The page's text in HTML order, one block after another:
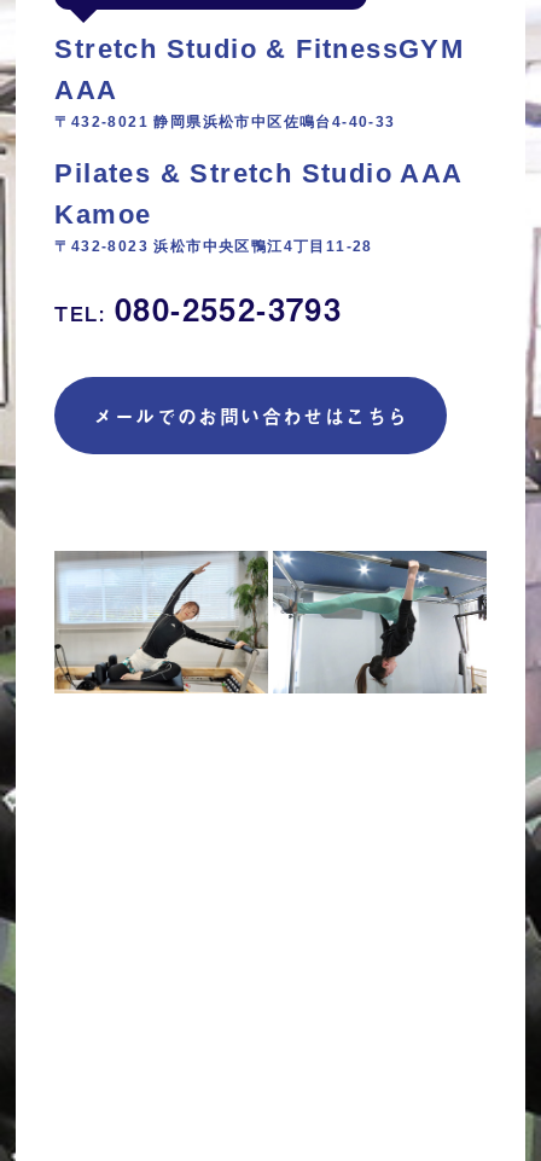
Stretch Studio & FitnessGYM
AAA
〒432-8021 静岡県浜松市中区佐鳴台4-40-33
Pilates & Stretch Studio AAA
Kamoe
〒432-8023 浜松市中央区鴨江4丁目11‐28
TEL: 080-2552-3793
メールでのお問い合わせはこちら